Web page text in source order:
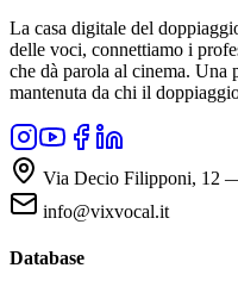
La casa digitale del
delle voci, connettiamo i
che dà parola al cinema. Una
mantenuta da chi il
Via Decio Filipponi, 12
info@vixvocal.it
Database